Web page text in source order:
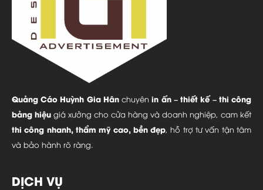
Quảng Cáo Huỳnh Gia Hânchuyênin ấn – thiết kế – thi công
bảng hiệu giá xưởng cho cửa hàng và doanh nghiệp, cam kết
thi công nhanh, thẩm mỹ cao, bền đẹp, hỗ trợ tư vấn tận tâm
và bảo hành rõ ràng.
DỊCH VỤ